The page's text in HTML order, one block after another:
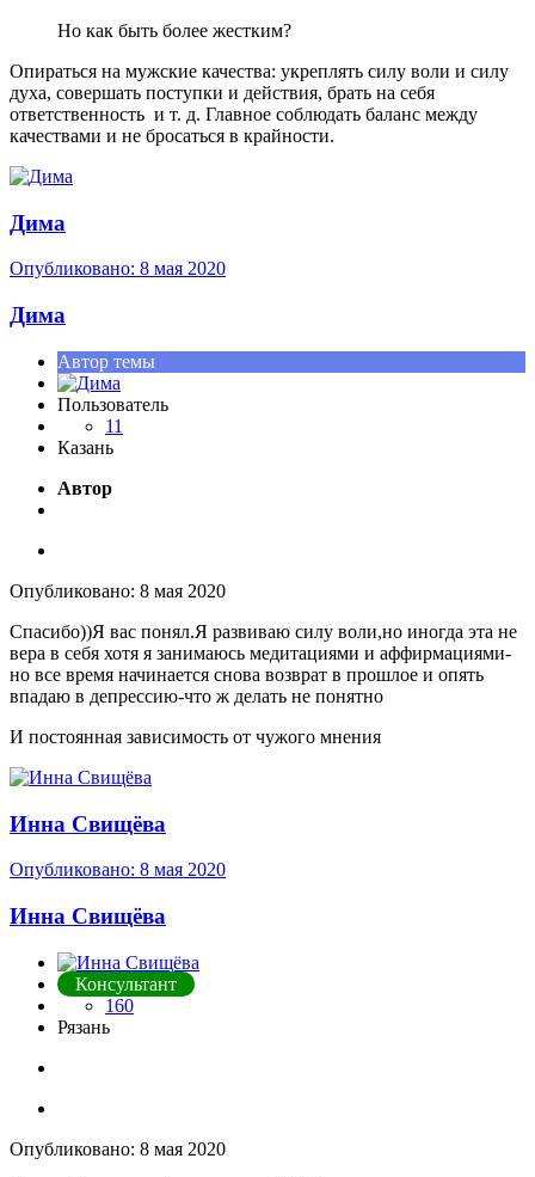
Но как быть более жестким?
Опираться на мужские качества: укреплять силу воли и силу
духа, совершать поступки и действия, брать на себя
ответственность и т. д. Главное соблюдать баланс между
качествами и не бросаться в крайности.
Дима
Опубликовано: 8 мая 2020
Дима
Автор темы
Пользователь
11
Казань
Автор
Опубликовано: 8 мая 2020
Спасибо))Я вас понял.Я развиваю силу воли,но иногда эта не
вера в себя хотя я занимаюсь медитациями и аффирмациями-
но все время начинается снова возврат в прошлое и опять
впадаю в депрессию-что ж делать не понятно
И постоянная зависимость от чужого мнения
Инна Свищёва
Опубликовано: 8 мая 2020
Инна Свищёва
Консультант
160
Рязань
Опубликовано: 8 мая 2020